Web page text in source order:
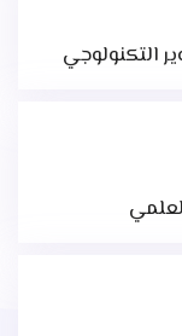
التكنولوجي